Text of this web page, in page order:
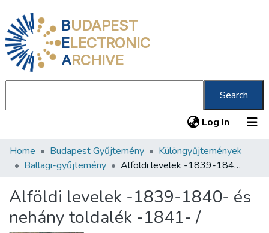
BUDAPEST
ELECTRONIC
ARCHIVE
Search
Log In (current)
Communities & Collections
Statistics
About us
Home Budapest Gyűjtemény
Különgyűjtemények
Ballagi-gyűjtemény
Alföldi levelek -1839-1840- és nehány toldalék -1841- /
Alföldi levelek -1839-1840- és
nehány toldalék -1841- /